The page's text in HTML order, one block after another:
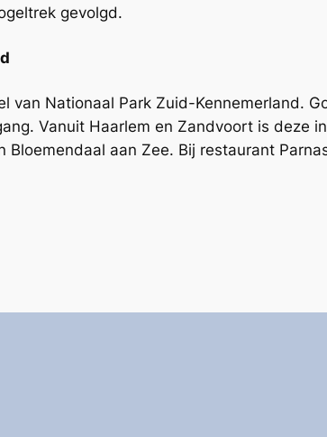
gevolgd.
van Nationaal Park Zuid-Kennemerland.
Vanuit Haarlem en Zandvoort is deze
aan Zee. Bij restaurant